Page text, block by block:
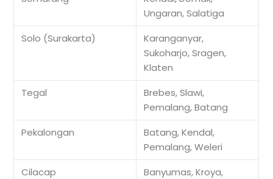
Ungaran, Salatiga
Solo (Surakarta)
Karanganyar,
Sukoharjo, Sragen,
Klaten
Tegal
Brebes, Slawi,
Pemalang, Batang
Pekalongan
Batang, Kendal,
Pemalang, Weleri
Cilacap
Banyumas, Kroya,